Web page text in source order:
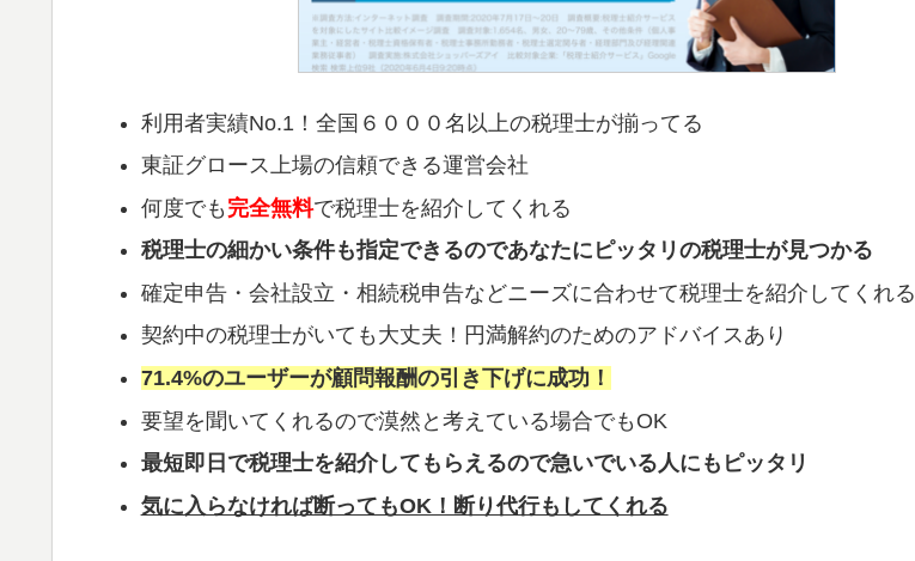
利用者実績No.1！全国６０００名以上の税理士が揃ってる
東証グロース上場の信頼できる運営会社
何度でも 完全無料で税理士を紹介してくれる
税理士の細かい条件も指定できるのであなたにピッタリの税理士が見つかる
確定申告・会社設立・相続税申告などニーズに合わせて税理士を紹介してくれる
契約中の税理士がいても大丈夫！円満解約のためのアドバイスあり
71.4%のユーザーが顧問報酬の引き下げに成功！
要望を聞いてくれるので漠然と考えている場合でもOK
最短即日で税理士を紹介してもらえるので急いでいる人にもピッタリ
気に入らなければ断ってもOK！断り代行もしてくれる